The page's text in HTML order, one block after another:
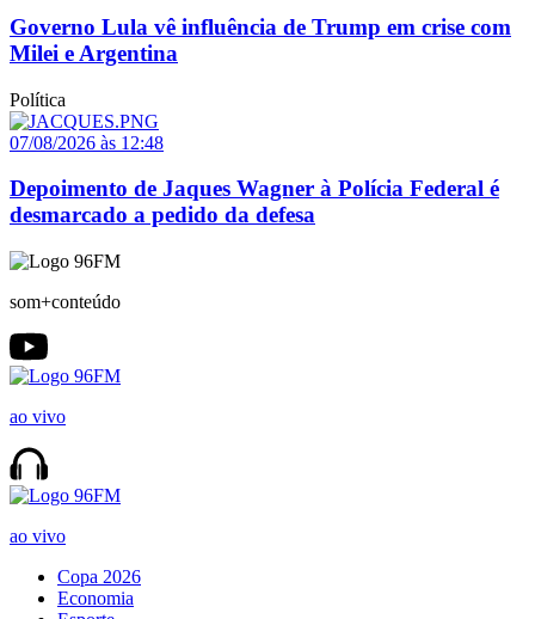
Governo Lula vê influência de Trump em crise com
Milei e Argentina
Política
07/08/2026 às 12:48
Depoimento de Jaques Wagner à Polícia Federal é
desmarcado a pedido da defesa
som+conteúdo
ao vivo
ao vivo
Copa 2026
Economia